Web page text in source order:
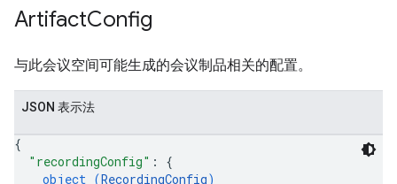
ArtifactConfig
与此会议空间可能生成的会议制品相关的配置。
JSON 表示法
{
"recordingConfig" : {
object (RecordingConfig)